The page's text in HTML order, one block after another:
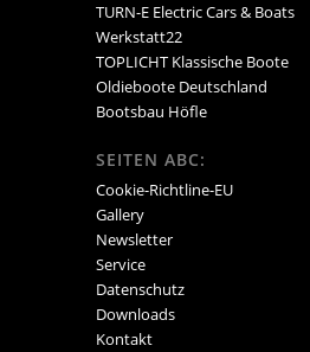
TURN-E Electric Cars & Boats
Werkstatt22
TOPLICHT Klassische Boote
Oldieboote Deutschland
Bootsbau Höfle
SEITEN ABC:
Cookie-Richtline-EU
Gallery
Newsletter
Service
Datenschutz
Downloads
Kontakt